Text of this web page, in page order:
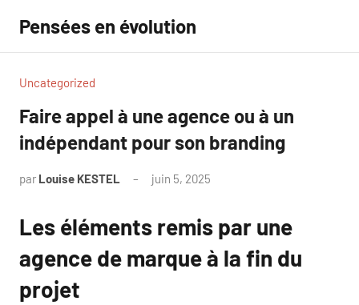
contenu
Pensées en évolution
Uncategorized
Faire appel à une agence ou à un
indépendant pour son branding
par Louise KESTEL juin 5, 2025
Les éléments remis par une
agence de marque à la fin du
projet